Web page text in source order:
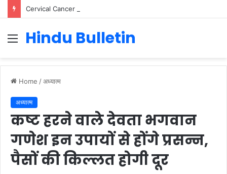
Menu
Hindu Bulletin
Home /अध्यात्म
अध्यात्म
कष्ट हरने वाले देवता भगवान
गणेश इन उपायों से होंगे प्रसन्न,
पैसों की किल्लत होगी दूर